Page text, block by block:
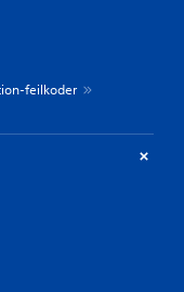
feilkoder